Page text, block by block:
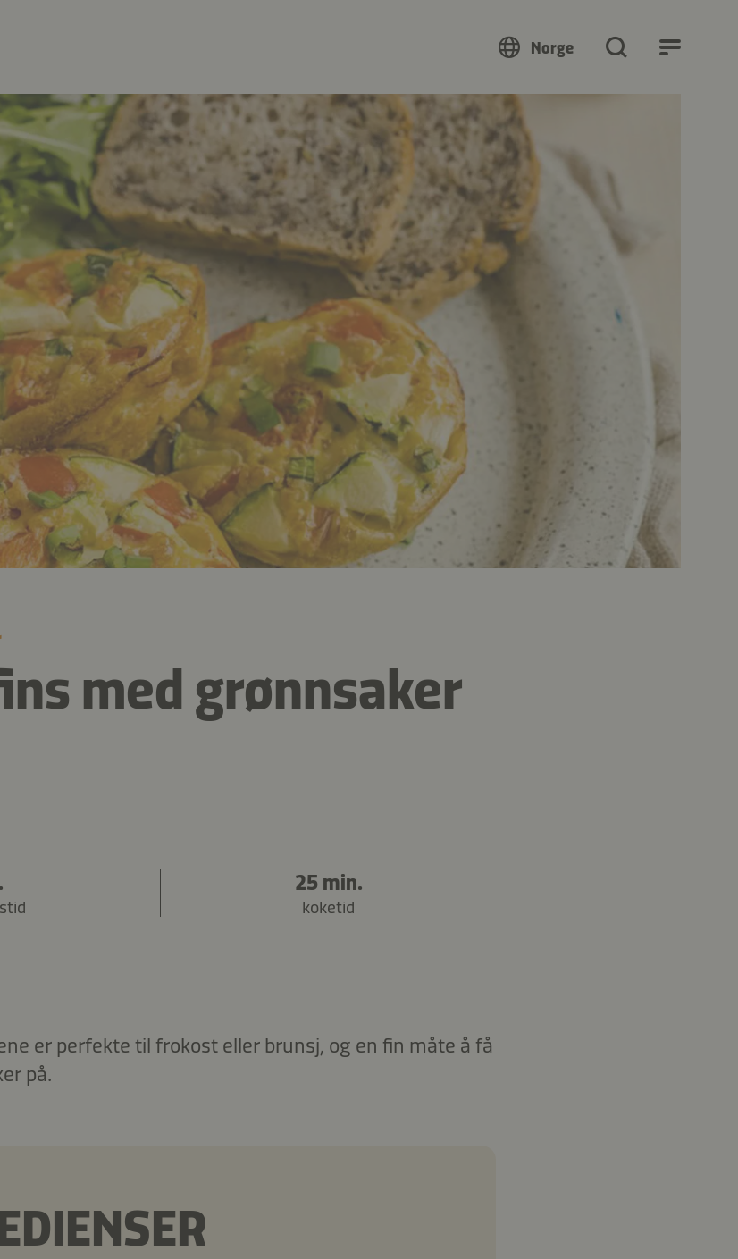
Norge
med grønnsaker
25 min.
koketid
er perfekte til frokost eller brunsj, og en fin måte å få
på.